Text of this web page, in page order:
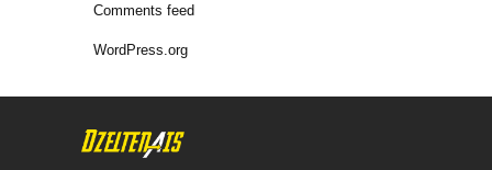
Comments feed
WordPress.org